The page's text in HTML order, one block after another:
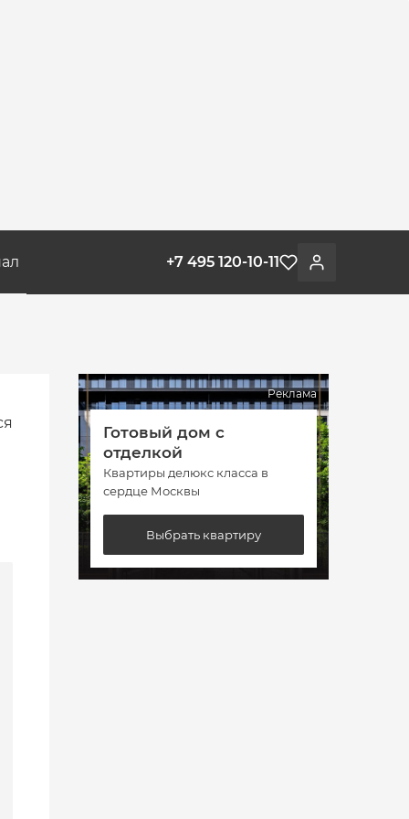
Войти
Избранное
+7 495 120-10-11
Реклама
Готовый дом с
отделкой
Квартиры делюкс класса в
сердце Москвы
Выбрать квартиру